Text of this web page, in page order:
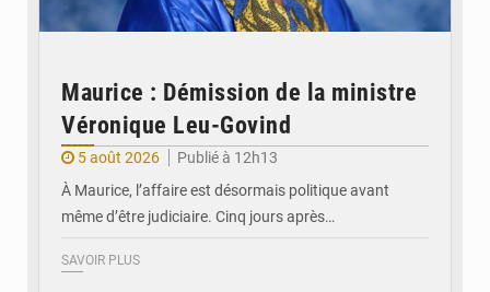
Maurice : Démission de la ministre
Véronique Leu-Govind
5 août 2026
Publié à 12h13
À Maurice, l’affaire est désormais politique avant
même d’être judiciaire. Cinq jours après…
SAVOIR PLUS